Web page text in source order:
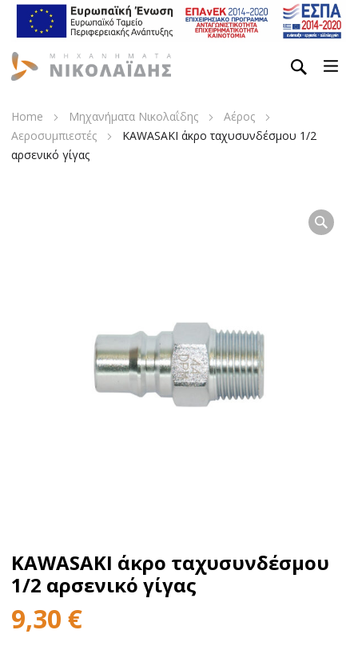
Home Μηχανήματα Νικολαΐδης
Αέρος
Αεροσυμπιεστές
KAWASAKI άκρο ταχυσυνδέσμου 1/2
αρσενικό γίγας
KAWASAKI άκρο ταχυσυνδέσμου
1/2 αρσενικό γίγας
9,30 €